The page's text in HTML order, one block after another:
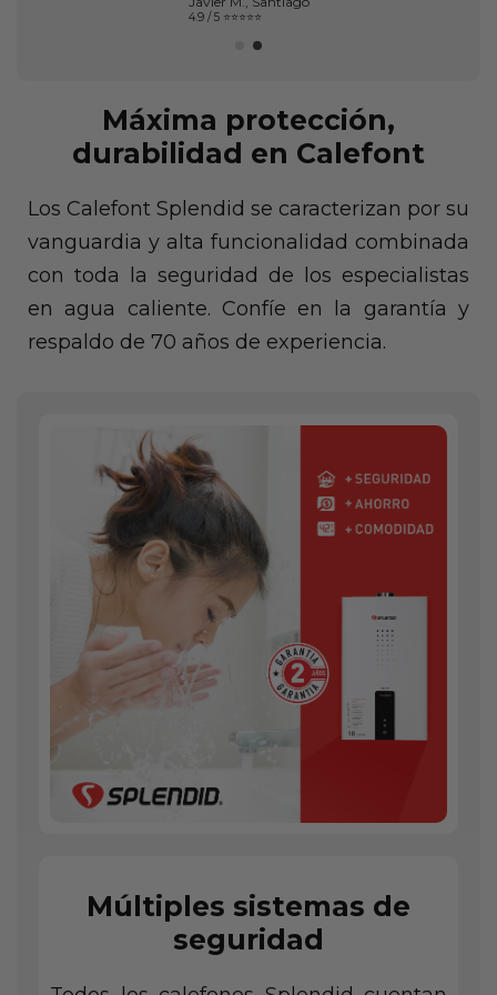
4.9 / 5 ⭐⭐⭐⭐⭐
4.9 / 5 ⭐⭐⭐⭐⭐
Máxima protección,
durabilidad en Calefont
Los Calefont Splendid se caracterizan por su
vanguardia y alta funcionalidad combinada
con toda la seguridad de los especialistas
en agua caliente. Confíe en la garantía y
respaldo de 70 años de experiencia.
Múltiples sistemas de
seguridad